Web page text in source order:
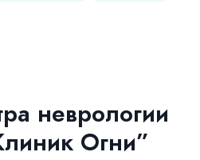
неврологии
Огни”